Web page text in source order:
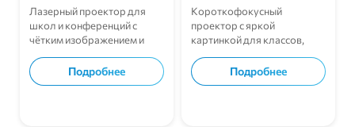
Лазерный проектор для
школ и конференций с
чётким изображением и
долгим сроком службы.
Подробнее
Короткофокусный
проектор с яркой
картинкой для классов,
залов и офисных встреч.
Подробнее